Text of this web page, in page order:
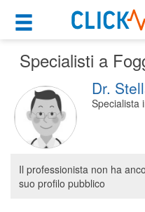
Cerca
Scegli specialità,
Cosa possiamo offrirti
Per i pazienti
Prenota una
Ricerca
Consulti online
Specialisti a
Dr.
Specialista
Il professionista non ha
suo profilo pubblico